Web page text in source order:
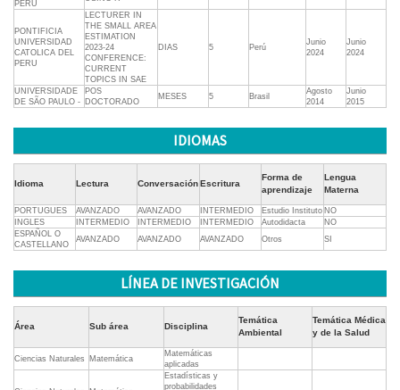
PERU
PONTIFICIA
UNIVERSIDAD
CATOLICA DEL
PERU
LECTURER IN
THE SMALL AREA
ESTIMATION
2023-24
CONFERENCE:
CURRENT
TOPICS IN SAE
DIAS 5 Perú
Junio
2024
Junio
2024
UNIVERSIDADE
DE SÃO PAULO -
POS
DOCTORADO
MESES 5 Brasil
Agosto
2014
Junio
2015
IDIOMAS
Idioma Lectura ConversaciónEscritura
Forma de
aprendizaje
Lengua
Materna
PORTUGUES AVANZADO AVANZADO INTERMEDIO Estudio Instituto NO
INGLES
INTERMEDIO INTERMEDIO INTERMEDIO Autodidacta
NO
ESPAÑOL O
CASTELLANO
AVANZADO AVANZADO AVANZADO Otros SI
LÍNEA DE INVESTIGACIÓN
Área Sub área Disciplina
Temática
Ambiental
Temática Médica
y de la Salud
Ciencias Naturales Matemática
Matemáticas
aplicadas
Estadísticas y
probabilidades